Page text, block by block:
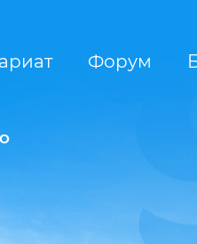
Форум